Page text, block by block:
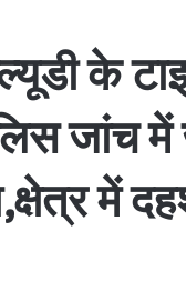
के
जांच
में